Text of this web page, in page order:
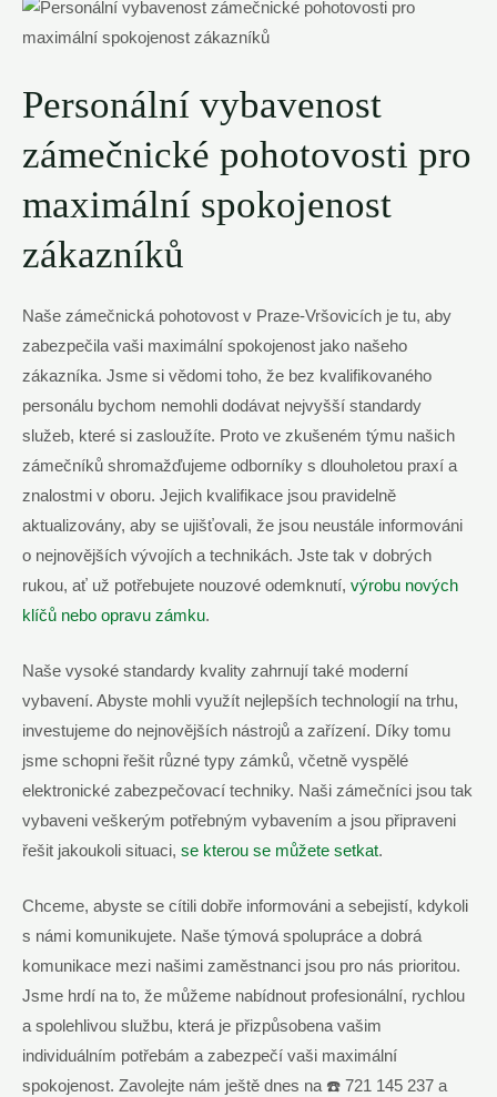
Personální vybavenost
zámečnické pohotovosti pro
maximální spokojenost
zákazníků
Naše zámečnická pohotovost v Praze-Vršovicích je tu, aby
zabezpečila vaši maximální spokojenost jako našeho
zákazníka. ⁢Jsme si ⁤vědomi ⁣toho, že bez kvalifikovaného
personálu bychom nemohli dodávat nejvyšší standardy
služeb, ​které si zasloužíte. Proto ve⁢ zkušeném týmu našich
zámečníků ⁣shromažďujeme odborníky s ‍dlouholetou praxí a
znalostmi v oboru. Jejich kvalifikace jsou pravidelně
aktualizovány,‍ aby‍ se ujišťovali, že jsou neustále informováni
o nejnovějších ‍vývojích a technikách. Jste tak v dobrých
rukou, ⁢ať už potřebujete nouzové‌ odemknutí, výrobu nových
klíčů nebo opravu zámku.
Naše⁤ vysoké​ standardy kvality zahrnují ⁢také moderní ​
vybavení. Abyste mohli využít nejlepších technologií na trhu,
investujeme do nejnovějších nástrojů a zařízení. Díky tomu
jsme schopni řešit různé typy zámků, včetně vyspělé
elektronické ⁤zabezpečovací techniky. Naši zámečníci jsou tak
vybaveni veškerým ⁤potřebným vybavením a jsou připraveni
řešit jakoukoli situaci, se⁤ kterou se můžete‍ setkat.
Chceme, abyste se cítili dobře ​informováni a sebejistí, kdykoli
s námi komunikujete. Naše týmová spolupráce a dobrá
komunikace mezi našimi zaměstnanci jsou pro nás prioritou.
Jsme hrdí na to, že ⁢můžeme nabídnout profesionální, rychlou
a spolehlivou službu, která je přizpůsobena⁢ vašim
individuálním potřebám ⁢a zabezpečí vaši maximální
spokojenost. Zavolejte nám ještě dnes na ⁣☎️ 721 145 237‌ a